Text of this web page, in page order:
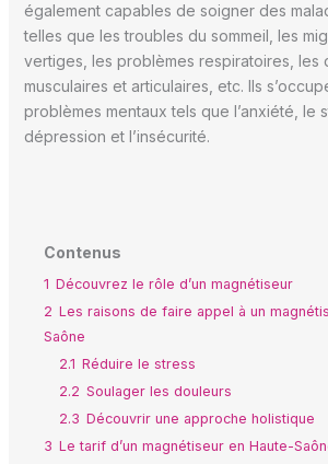
également capables de soigner des
telles que les troubles du sommeil, les
vertiges, les problèmes respiratoires, les
musculaires et articulaires, etc. Ils
problèmes mentaux tels que l’anxiété, le
dépression et l’insécurité.
Contenus
1 Découvrez le rôle d’un magnétiseur
2 Les raisons de faire appel à un
Saône
2.1 Réduire le stress
2.2 Soulager les douleurs
2.3 Découvrir une approche holistique
3 Le tarif d’un magnétiseur en Haute-